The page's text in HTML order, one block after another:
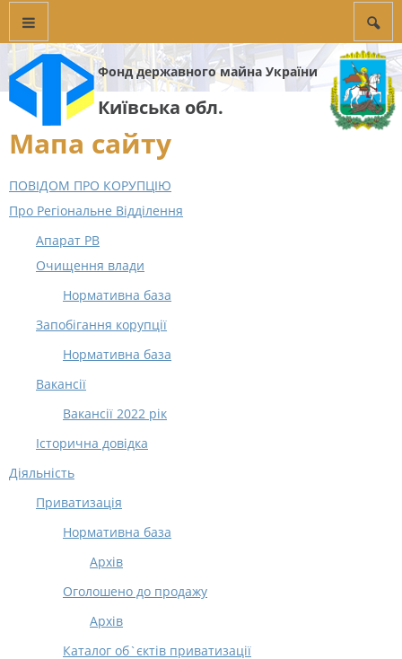
Фонд державного майна України
Київська обл.
Мапа сайту
ПОВІДОМ ПРО КОРУПЦІЮ
Про Регіональне Відділення
Апарат РВ
Очищення влади
Нормативна база
Запобігання корупції
Нормативна база
Вакансії
Вакансії 2022 рік
Історична довідка
Діяльність
Приватизація
Нормативна база
Архів
Оголошено до продажу
Архів
Каталог об`єктів приватизації